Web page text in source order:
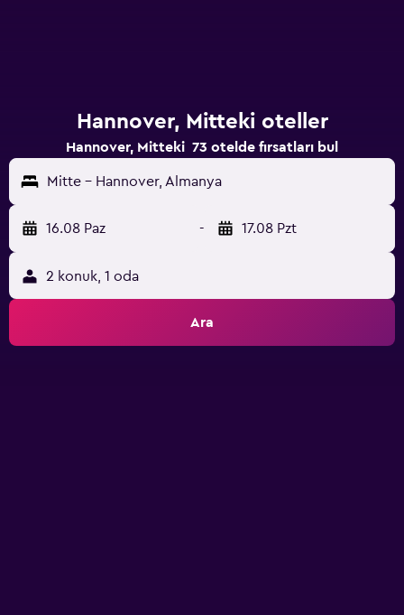
Hannover, Mitteki oteller
Hannover, Mitteki 73 otelde fırsatları bul
Mitte - Hannover, Almanya
16.08 Paz - 17.08 Pzt
2 konuk, 1 oda
Ara